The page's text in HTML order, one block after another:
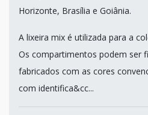
Horizonte, Brasília e Goiânia.
A lixeira mix é utilizada para a
Os compartimentos podem ser
fabricados com as cores
com identifica&cc...